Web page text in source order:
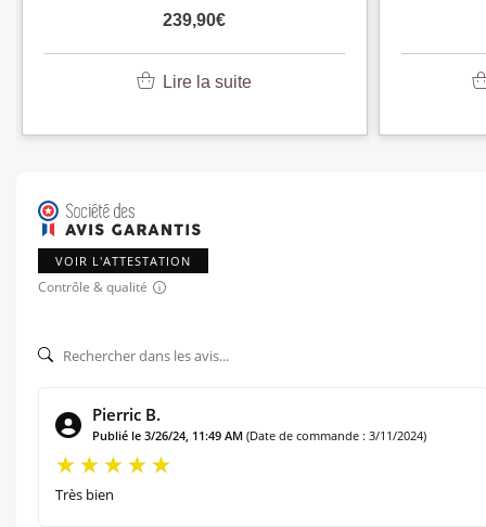
239,90€
Lire la suite
VOIR L'ATTESTATION
Contrôle & qualité
Pierric B.
Publié le 3/26/24, 11:49 AM (Date de commande : 3/11/2024)
Très bien